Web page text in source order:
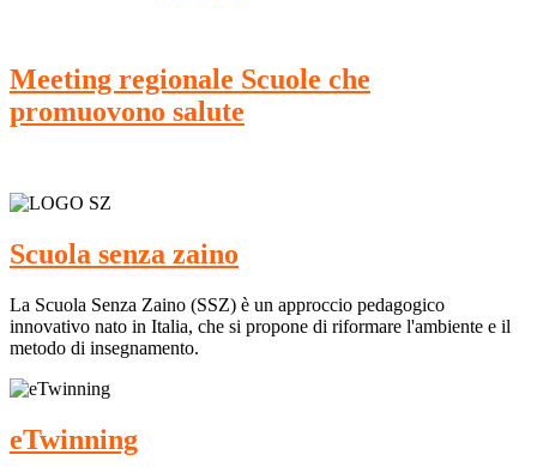
Meeting regionale Scuole che
promuovono salute
Scuola senza zaino
La Scuola Senza Zaino (SSZ) è un approccio pedagogico
innovativo nato in Italia, che si propone di riformare l'ambiente e il
metodo di insegnamento.
eTwinning